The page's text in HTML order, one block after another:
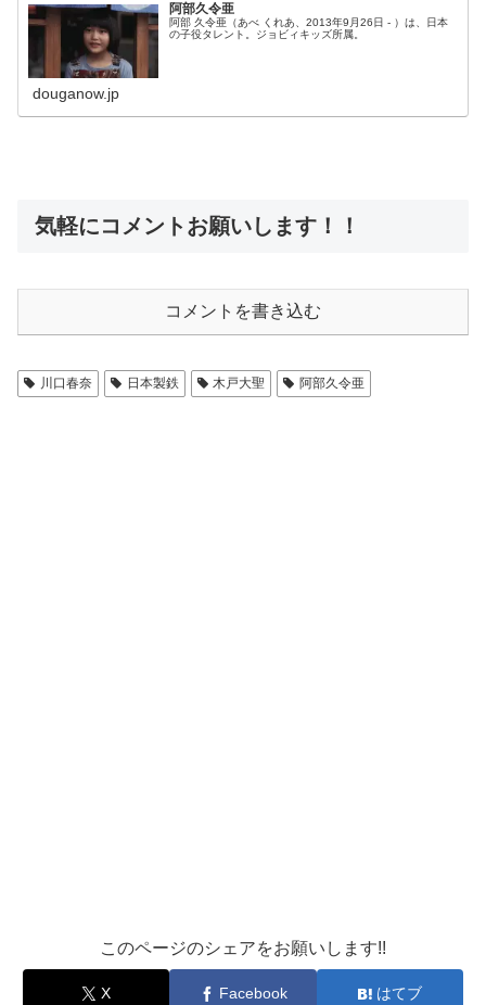
阿部久令亜
阿部 久令亜（あべ くれあ、2013年9月26日 - ）は、日本
の子役タレント。ジョビィキッズ所属。
douganow.jp
気軽にコメントお願いします！！
コメントを書き込む
川口春奈 日本製鉄 木戸大聖 阿部久令亜
このページのシェアをお願いします!!
X Facebook はてブ